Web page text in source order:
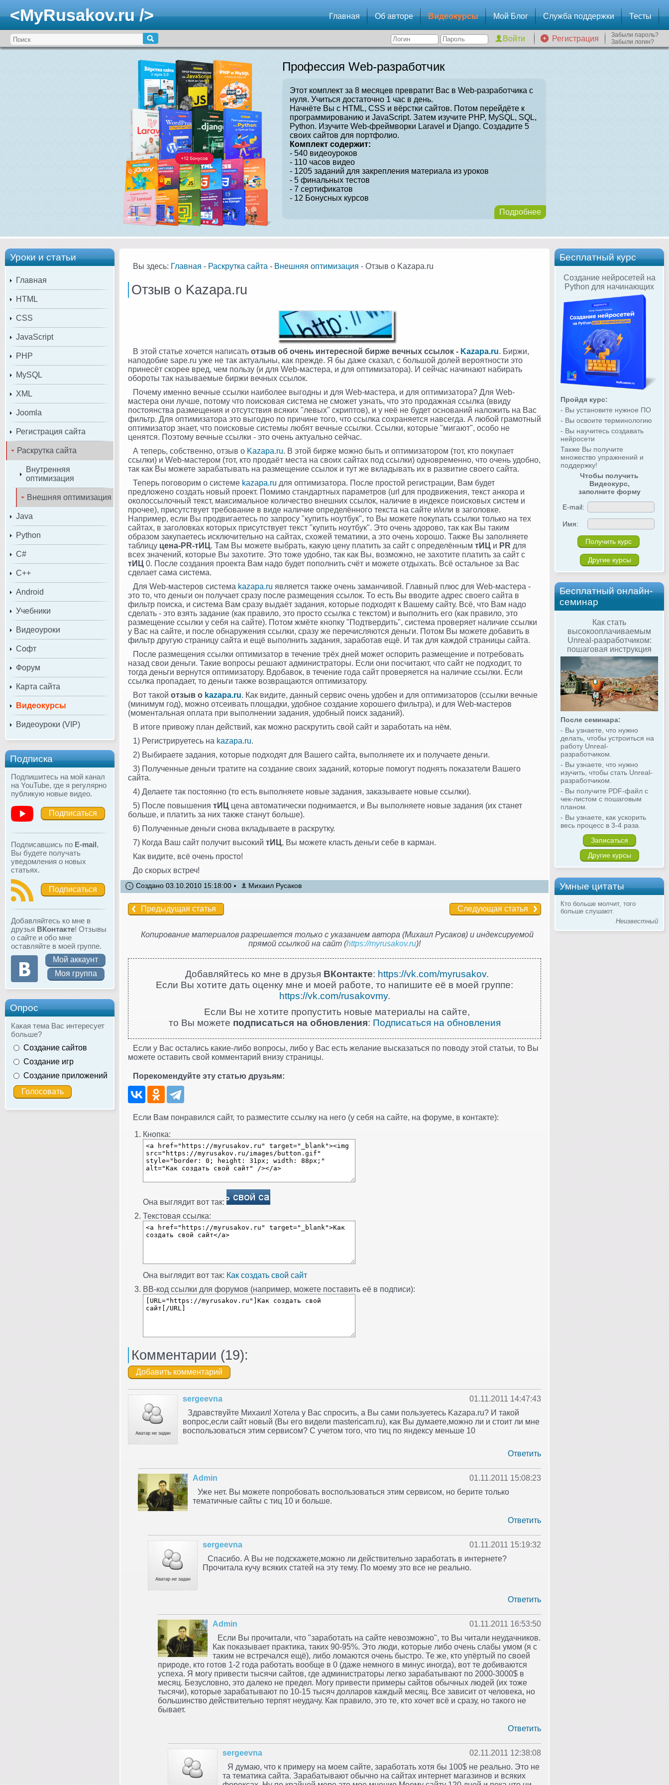
<MyRusakov.ru /> Главная Об авторе Видеокурсы Мой Блог Служба поддержки Тесты
Регистрация
Забыли пароль?
Забыли логин?
Профессия Web-разработчик
Этот комплект за 8 месяцев превратит Вас в Web-разработчика с
нуля. Учиться достаточно 1 час в день.
Начнёте Вы с HTML, CSS и вёрстки сайтов. Потом перейдёте к
программированию и JavaScript. Затем изучите PHP, MySQL, SQL,
Python. Изучите Web-фреймворки Laravel и Django. Создадите 5
своих сайтов для портфолио.
Комплект содержит:
- 540 видеоуроков
- 110 часов видео
- 1205 заданий для закрепления материала из уроков
- 5 финальных тестов
- 7 сертификатов
- 12 Бонусных курсов
Подробнее
Уроки и статьи
Главная
HTML
CSS
JavaScript
PHP
MySQL
XML
Joomla
Регистрация сайта
Раскрутка сайта
Внутренняя
оптимизация
Внешняя оптимизация
Java
Python
C#
C++
Android
Учебники
Видеоуроки
Софт
Форум
Карта сайта
Видеокурсы
Видеоуроки (VIP)
Подписка
Подпишитесь на мой канал
на YouTube, где я регулярно
публикую новые видео.
Подписаться
Подписавшись по E-mail,
Вы будете получать
уведомления о новых
статьях.
Подписаться
Добавляйтесь ко мне в
друзья ВКонтакте! Отзывы
о сайте и обо мне
оставляйте в моей группе.
Мой аккаунт
Моя группа
Опрос
Какая тема Вас интересует
больше?
Создание сайтов
Создание игр
Создание приложений
Бесплатный курс
Создание нейросетей на
Python для начинающих
Пройдя курс:
- Вы установите нужное ПО
- Вы освоите терминологию
- Вы научитесь создавать
нейросети
Также Вы получите
множество упражнений и
поддержку!
Чтобы получить
Видеокурс,
заполните форму
E-mail:
Имя:
Другие курсы
Бесплатный онлайн-
семинар
Как стать
высокооплачиваемым
Unreal-разработчиком:
пошаговая инструкция
После семинара:
- Вы узнаете, что нужно
делать, чтобы устроиться на
работу Unreal-
разработчиком.
- Вы узнаете, что нужно
изучить, чтобы стать Unreal-
разработчиком.
- Вы получите PDF-файл с
чек-листом с пошаговым
планом.
- Вы узнаете, как ускорить
весь процесс в 3-4 раза.
Записаться
Другие курсы
Умные цитаты
Кто больше молчит, того
больше слушают.
Неизвестный
Вы здесь: Главная - Раскрутка сайта - Внешняя оптимизация - Отзыв о Kazapa.ru
Отзыв о Kazapa.ru
В этой статье хочется написать отзыв об очень интересной бирже вечных ссылок - Kazapa.ru. Биржи,
наподобие sape.ru уже не так актуальны, как прежде. Я бы даже сказал, с большой долей вероятности это
принесёт скорее вред, чем пользу (и для Web-мастера, и для оптимизатора). И сейчас начинают набирать
обороты так называемые биржи вечных ссылок.
Почему именно вечные ссылки наиболее выгодны и для Web-мастера, и для оптимизатора? Для Web-
мастера они лучше, потому что поисковая система не сможет узнать, что это продажная ссылка (ввиду
постоянства размещения и отсутствия всяких "левых" скриптов), и у неё не будет оснований наложить на Вас
фильтр. Для оптимизатора это выгодно по причине того, что ссылка сохраняется навсегда. А любой грамотный
оптимизатор знает, что поисковые системы любят вечные ссылки. Ссылки, которые "мигают", особо не
ценятся. Поэтому вечные ссылки - это очень актуально сейчас.
А теперь, собственно, отзыв о Kazapa.ru. В этой бирже можно быть и оптимизатором (тот, кто покупает
ссылки) и Web-мастером (тот, кто продаёт места на своих сайтах под ссылки) одновременно, что очень удобно,
так как Вы можете зарабатывать на размещение ссылок и тут же вкладывать их в развитие своего сайта.
Теперь поговорим о системе kazapa.ru для оптимизатора. После простой регистрации, Вам будет
предложено создать новый проект. Помимо стандартных параметров (url для продвижения, текст анкора и
околоссылочный текст, максимальное количество внешних ссылок, наличие в индексе поисковых систем и
прочее), присутствует требование в виде наличие определённого текста на сайте и/или в заголовке.
Например, если Вы продвигаетесь по запросу "купить ноутбук", то Вы можете покупать ссылки только на тех
сайтах, в заголовках которых присутствует текст "купить ноутбук". Это очень здорово, так как Вы таким
образом закупаетесь исключительно на сайтах, схожей тематики, а это очень хорошо. Также Вы заполняете
таблицу цена-PR-тИЦ. Там Вы можете выбрать, какую цену платить за сайт с определённым тИЦ и PR для
всех значений, которые Вы захотите. Это тоже удобно, так как Вы, возможно, не захотите платить за сайт с
тИЦ 0. После создания проекта Вам надо будет пополнить счёт и можете отдыхать. Всё остальное за Вас
сделает сама система.
Для Web-мастеров система kazapa.ru является также очень заманчивой. Главный плюс для Web-мастера -
это то, что деньги он получает сразу после размещения ссылок. То есть Вы вводите адрес своего сайта в
фильтр поиска, и система Вам сразу выдаёт задания, которые подходят к Вашему сайту. Всё, что Вам надо
сделать - это взять задание (как правило, это просто ссылка с текстом) и выполнить его (как правило, это
размещение ссылки у себя на сайте). Потом жмёте кнопку "Подтвердить", система проверяет наличие ссылки
у Вас на сайте, и после обнаружения ссылки, сразу же перечисляются деньги. Потом Вы можете добавить в
фильтр другую страницу сайта и ещё выполнить задания, заработав ещё. И так для каждой страницы сайта.
После размещения ссылки оптимизатор в течение трёх дней может оспорить размещение и потребовать
назад свои деньги. Такие вопросы решают администраторы. Если они посчитают, что сайт не подходит, то
тогда деньги вернутся оптимизатору. Вдобавок, в течение года сайт проверяется на наличие ссылки. Если
ссылка пропадает, то деньги также возвращаются оптимизатору.
Вот такой отзыв о kazapa.ru. Как видите, данный сервис очень удобен и для оптимизаторов (ссылки вечные
(минимум год), можно отсеивать площадки, удобное создание хорошего фильтра), и для Web-мастеров
(моментальная оплата при выполнении задания, удобный поиск заданий).
В итоге привожу план действий, как можно раскрутить свой сайт и заработать на нём.
1) Регистрируетесь на kazapa.ru.
2) Выбираете задания, которые подходят для Вашего сайта, выполняете их и получаете деньги.
3) Полученные деньги тратите на создание своих заданий, которые помогут поднять показатели Вашего
сайта.
4) Делаете так постоянно (то есть выполняете новые задания, заказываете новые ссылки).
5) После повышения тИЦ цена автоматически поднимается, и Вы выполняете новые задания (их станет
больше, и платить за них также станут больше).
6) Полученные деньги снова вкладываете в раскрутку.
7) Когда Ваш сайт получит высокий тИЦ, Вы можете класть деньги себе в карман.
Как видите, всё очень просто!
До скорых встреч!
Создано 03.10.2010 15:18:00 Михаил Русаков
Предыдущая статья Следующая статья
Копирование материалов разрешается только с указанием автора (Михаил Русаков) и индексируемой
прямой ссылкой на сайт (https://myrusakov.ru)!
Добавляйтесь ко мне в друзья ВКонтакте: https://vk.com/myrusakov.
Если Вы хотите дать оценку мне и моей работе, то напишите её в моей группе:
https://vk.com/rusakovmy.
Если Вы не хотите пропустить новые материалы на сайте,
то Вы можете подписаться на обновления: Подписаться на обновления
Если у Вас остались какие-либо вопросы, либо у Вас есть желание высказаться по поводу этой статьи, то Вы
можете оставить свой комментарий внизу страницы.
Порекомендуйте эту статью друзьям:
Если Вам понравился сайт, то разместите ссылку на него (у себя на сайте, на форуме, в контакте):
Кнопка:
Она выглядит вот так:
Текстовая ссылка:
Она выглядит вот так: Как создать свой сайт
BB-код ссылки для форумов (например, можете поставить её в подписи):
Комментарии (19):
sergeevna
01.11.2011 14:47:43
Здравствуйте Михаил! Хотела у Вас спросить, а Вы сами пользуетесь Kazapa.ru? И такой
вопрос,если сайт новый (Вы его видели mastericam.ru), как Вы думаете,можно ли и стоит ли мне
воспользоваться этим сервисом? С учетом того, что тиц по яндексу меньше 10
Ответить
Admin
01.11.2011 15:08:23
Уже нет. Вы можете попробовать воспользоваться этим сервисом, но берите только
тематичные сайты с тиц 10 и больше.
Ответить
sergeevna
01.11.2011 15:19:32
Спасибо. А Вы не подскажете,можно ли действительно заработать в интернете?
Прочитала кучу всяких статей на эту тему. По моему это все не реально.
Ответить
Admin
01.11.2011 16:53:50
Если Вы прочитали, что "заработать на сайте невозможно", то Вы читали неудачников.
Как показывает практика, таких 90-95%. Это люди, которые либо очень слабы умом (я с
таким не встречался ещё), либо ломаются очень быстро. Те же, кто упёртый по своей
природе, кто готов 1-2 года работать вообще в 0 (даже немного в минус иногда), вот те добиваются
успеха. Я могу привести тысячи сайтов, где администраторы легко зарабатывают по 2000-3000$ в
месяц. Безусловно, это далеко не предел. Могу привести примеры сайтов обычных людей (их тоже
тысячи), которые зарабатывают по 10-15 тысяч долларов каждый месяц. Все зависит от человека, но
большинство действительно терпят неудачу. Как правило, это те, кто хочет всё и сразу, но такого не
бывает.
Ответить
sergeevna
02.11.2011 12:38:08
Я думаю, что к примеру на моем сайте, заработать хотя бы 100$ не реально. Это не
та тематика сайта. Зарабатывают обычно на сайтах интернет магазинов и всяких